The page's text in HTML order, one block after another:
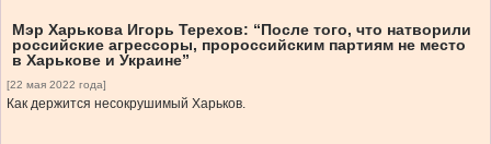
Мэр Харькова Игорь Терехов: “После того, что натворили
российские агрессоры, пророссийским партиям не место
в Харькове и Украине”
[22 мая 2022 года]
Как держится несокрушимый Харьков.